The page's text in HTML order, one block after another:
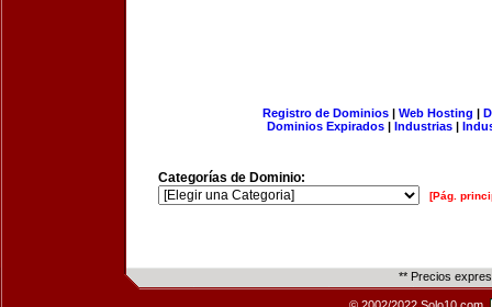
Registro de Dominios| Web Hosting |
Dominios Expirados | Industrias |
Categorías de Dominio:
[Pág.
** Precios